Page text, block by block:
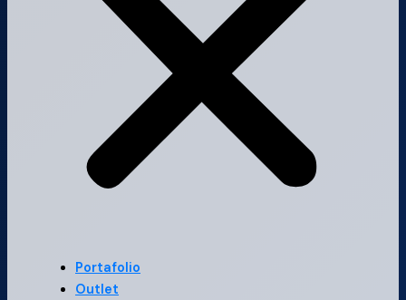
Portafolio
Outlet